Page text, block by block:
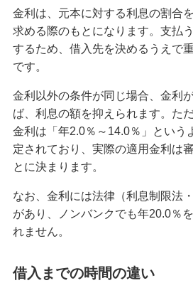
間・返済期限との違いと解
カードローンの審査に通らな
即日融資が可能なおすすめカ
入や審査の時間を短縮する方
カードローンを金利年18.0
は？計算方法や抑えるコツも
カードローンの増額申請の
ポイント、注意点を解説
齢制限や審査項目・条件も解
金利は、元本に対する利息の割合
求める際のもとになります。支払
するため、借入先を決めるうえで
です。
金利以外の条件が同じ場合、金利
ば、利息の額を抑えられます。た
金利は「年2.0％～14.0％」という
定されており、実際の適用金利は
とに決まります。
なお、金利には法律（利息制限法
があり、ノンバンクでも年20.0％
れません。
借入までの時間の違い